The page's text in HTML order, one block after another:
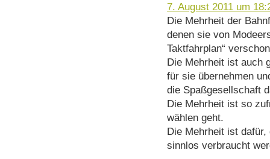
7. August 2011 um
Die Mehrheit der
denen sie von
Taktfahrplan“
Die Mehrheit ist auch
für sie übernehmen
die Spaßgesellschaft
Die Mehrheit ist so
wählen geht.
Die Mehrheit ist
sinnlos verbraucht